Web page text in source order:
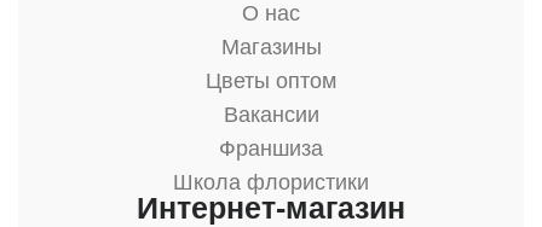
О нас
Магазины
Цветы оптом
Вакансии
Франшиза
Школа флористики
Интернет-магазин